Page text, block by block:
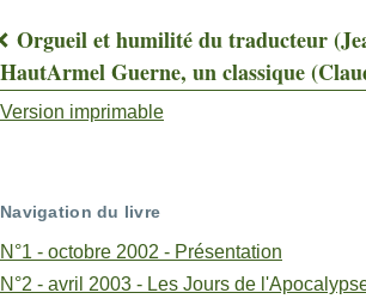
Liens
transversaux
pour
A
Orgueil et humilité du traducteur
HautArmel Guerne, un classique
Version imprimable
Navigation du livre
N°1 - octobre 2002 - Présentation
N°2 - avril 2003 - Les Jours de